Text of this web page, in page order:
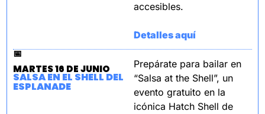
accesibles.
Detalles aquí
📅
MARTES 16 DE JUNIO
SALSA EN EL SHELL DEL
ESPLANADE
Prepárate para bailar en
“Salsa at the Shell”, un
evento gratuito en la
icónica Hatch Shell de